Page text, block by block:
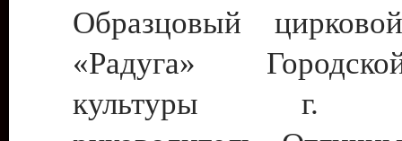
Образцовый
«Радуга»
культуры г.